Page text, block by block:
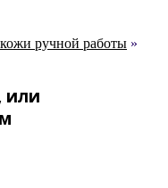
ручной работы »
или